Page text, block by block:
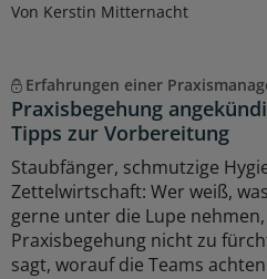
Von Kerstin Mitternacht
Erfahrungen einer
Praxisbegehung
Tipps zur Vorbereitung
Staubfänger, schmutzige
Zettelwirtschaft: Wer weiß,
gerne unter die Lupe
Praxisbegehung nicht zu
sagt, worauf die Teams